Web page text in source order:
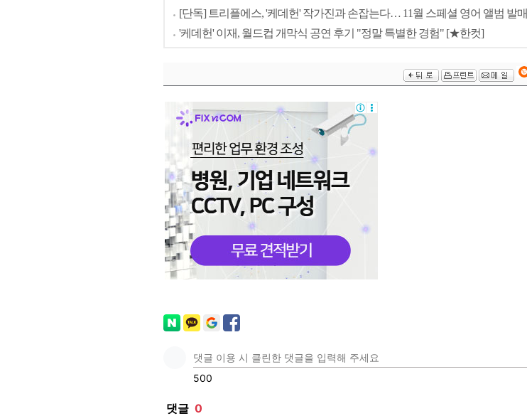
[단독] 트리플에스, '케데헌' 작가진과 손잡는다… 11월 스페셜 영어 앨범 발매
'케데헌' 이재, 월드컵 개막식 공연 후기 "정말 특별한 경험" [★한컷]